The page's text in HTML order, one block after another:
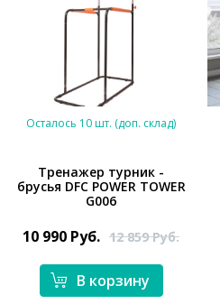
*}
Осталось 10 шт. (доп. склад)
Тренажер турник -
брусья DFC POWER TOWER
G006
10 990 Руб. 12 859Руб.
В корзину